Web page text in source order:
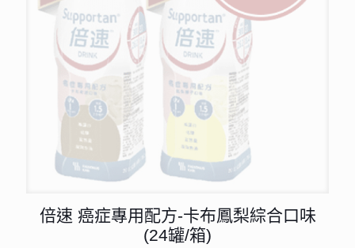
倍速 癌症專用配方-卡布鳳梨綜合口味
(24罐/箱)